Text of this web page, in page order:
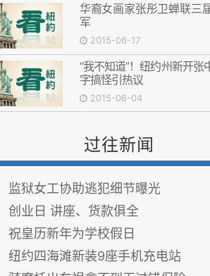
华裔女画家张彤卫蝉联三
军
2015-06-17
“我不知道”！纽约州新开张
字搞怪引热议
2015-06-04
过往新闻
监狱女工协助逃犯细节曝光
创业日 讲座、货款俱全
祝皇历新年为学校假日
纽约四海滩新装9座手机充电站